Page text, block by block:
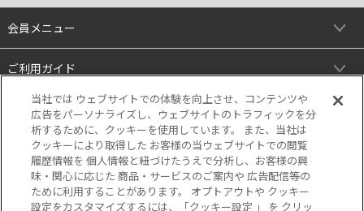
会員メニュー
ご利用ガイド
リンク
当社では ウェブサイトでの体験を向上させ、コンテンツや
広告をパーソナライズし、ウェブサイトのトラフィックを分
析するために、クッキーを使用しています。 また、当社は
クッキーにより取得した お客様の当ウェブサイトでの閲覧
履歴情報を 個人情報と紐づけたうえで分析し、お客様の興
味・関心に応じた 商品・サービスのご案内や 広告配信等の
ために利用することがあります。 オプトアウトや クッキー
設定をカスタマイズするには、「クッキー設定 」 を クリッ